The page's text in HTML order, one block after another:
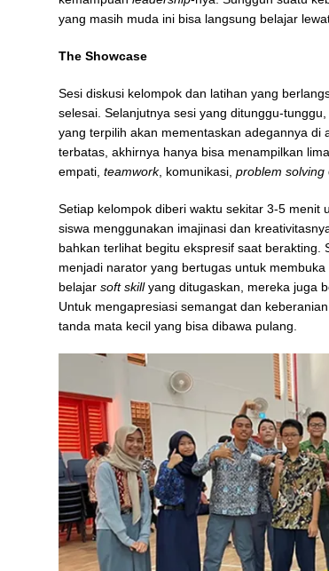
yang masih muda ini bisa langsung belajar
The Showcase
Sesi diskusi kelompok dan latihan yang
selesai. Selanjutnya sesi yang ditunggu-tunggu,
yang terpilih akan mementaskan adegannya di
terbatas, akhirnya hanya bisa menampilkan
empati,teamwork, komunikasi,problem solving
Setiap kelompok diberi waktu sekitar 3-5 menit
siswa menggunakan imajinasi dan
bahkan terlihat begitu ekspresif saat
menjadi narator yang bertugas untuk
belajarsoft skillyang ditugaskan, mereka juga
Untuk mengapresiasi semangat dan
tanda mata kecil yang bisa dibawa pulang.